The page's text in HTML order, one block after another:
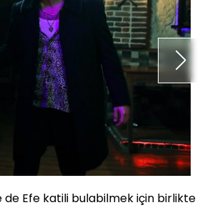
Efe katili bulabilmek için birlikte